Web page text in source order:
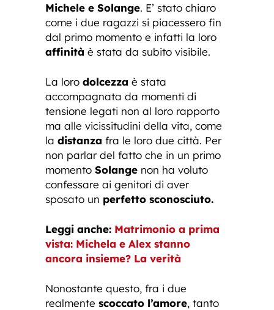
Michele e Solange. E’ stato chiaro
come i due ragazzi si piacessero fin
dal primo momento e infatti la loro
affinità è stata da subito visibile.
La loro dolcezza è stata
accompagnata da momenti di
tensione legati non al loro rapporto
ma alle vicissitudini della vita, come
la distanza fra le loro due città. Per
non parlar del fatto che in un primo
momento Solange non ha voluto
confessare ai genitori di aver
sposato un perfetto sconosciuto.
Leggi anche: Matrimonio a prima
vista: Michela e Alex stanno
ancora insieme? La verità
Nonostante questo, fra i due
realmente scoccato l’amore, tanto